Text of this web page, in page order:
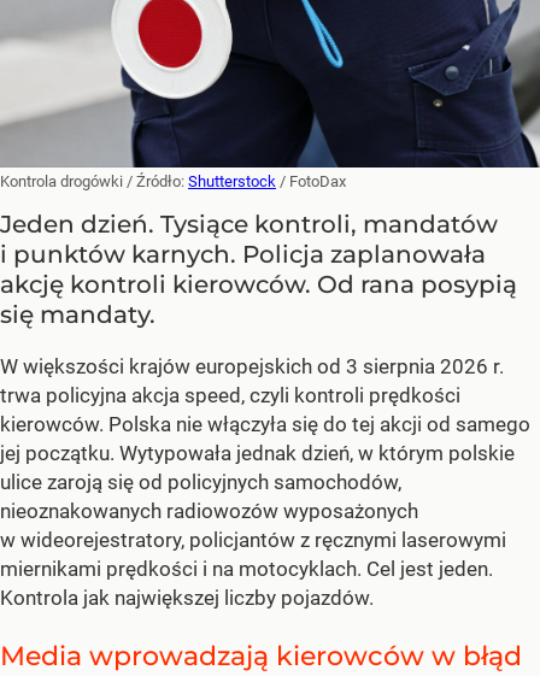
Kontrola drogówki / Źródło: Shutterstock / FotoDax
Jeden dzień. Tysiące kontroli, mandatów
i punktów karnych. Policja zaplanowała
akcję kontroli kierowców. Od rana posypią
się mandaty.
W większości krajów europejskich od 3 sierpnia 2026 r.
trwa policyjna akcja speed, czyli kontroli prędkości
kierowców. Polska nie włączyła się do tej akcji od samego
jej początku. Wytypowała jednak dzień, w którym polskie
ulice zaroją się od policyjnych samochodów,
nieoznakowanych radiowozów wyposażonych
w wideorejestratory, policjantów z ręcznymi laserowymi
miernikami prędkości i na motocyklach. Cel jest jeden.
Kontrola jak największej liczby pojazdów.
Media wprowadzają kierowców w błąd